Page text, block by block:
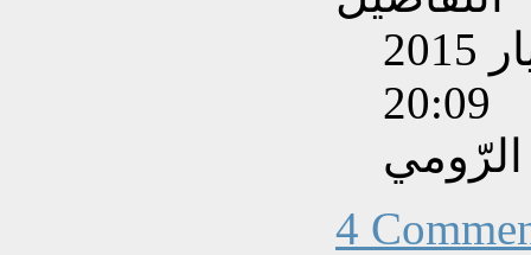
تم إنشاءه بتاريخ الأحد, 17 أيار 2015
20:09
4